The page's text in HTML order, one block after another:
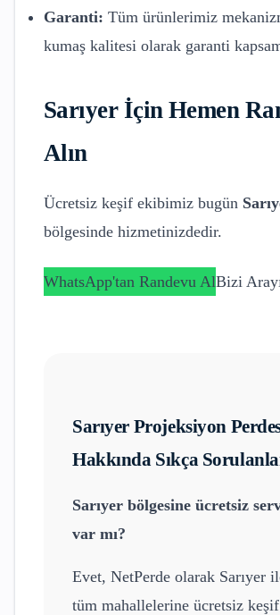
Garanti: Tüm ürünlerimiz
kumaş kalitesi olarak garanti
Sarıyerİçin Hemen
Alın
Ücretsiz keşif ekibimiz bugün
bölgesinde hizmetinizdedir.
WhatsApp'tan Randevu AlBizi
Sarıyer Projeksiyon
Hakkında Sıkça
Sarıyer bölgesine ücretsiz
var mı?
Evet, NetPerde olarak Sarıyer
tüm mahallelerine ücretsiz